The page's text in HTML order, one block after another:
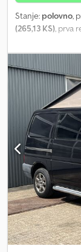
Stanje: polovno,
(265,13 KS), prva
Europa radio *
Odlično stanje!! *
Kat katalizator *
proizvodnje:
Zadržavamo
dostupna! Za
putem